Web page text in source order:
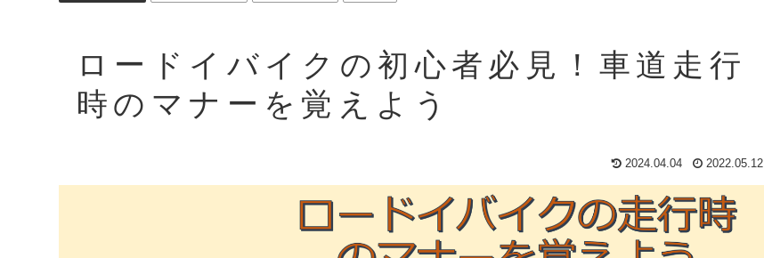
ロードイバイクの初心者必見！車道走行
時のマナーを覚えよう
2024.04.04 2022.05.12